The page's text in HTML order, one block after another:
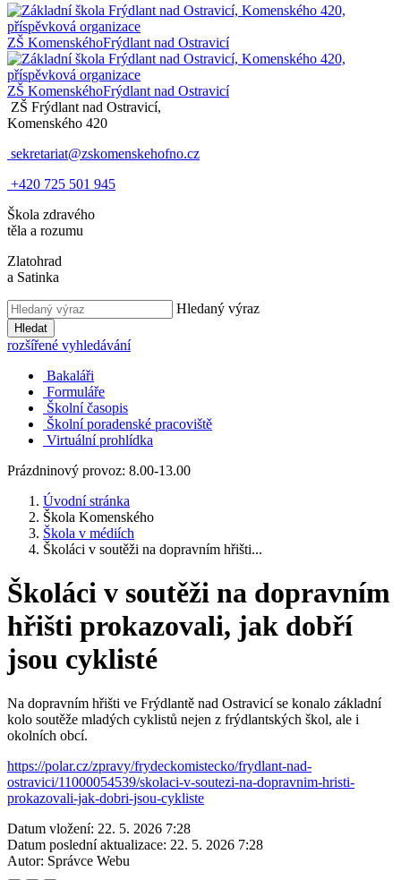
ZŠ KomenskéhoFrýdlant nad Ostravicí
ZŠ KomenskéhoFrýdlant nad Ostravicí
ZŠ Frýdlant nad Ostravicí,
Komenského 420
sekretariat@zskomenskehofno.cz
+420 725 501 945
Škola zdravého
těla a rozumu
Zlatohrad
a Satinka
Hledaný výraz
Hledat
rozšířené vyhledávání
Bakaláři
Formuláře
Školní časopis
Školní poradenské pracoviště
Virtuální prohlídka
Prázdninový provoz: 8.00-13.00
Úvodní stránka
Škola Komenského
Škola v médiích
Školáci v soutěži na dopravním hřišti...
Školáci v soutěži na dopravním
hřišti prokazovali, jak dobří
jsou cyklisté
Na dopravním hřišti ve Frýdlantě nad Ostravicí se konalo základní
kolo soutěže mladých cyklistů nejen z frýdlantských škol, ale i
okolních obcí.
https://polar.cz/zpravy/frydeckomistecko/frydlant-nad-
ostravici/11000054539/skolaci-v-soutezi-na-dopravnim-hristi-
prokazovali-jak-dobri-jsou-cykliste
Datum vložení: 22. 5. 2026 7:28
Datum poslední aktualizace: 22. 5. 2026 7:28
Autor: Správce Webu